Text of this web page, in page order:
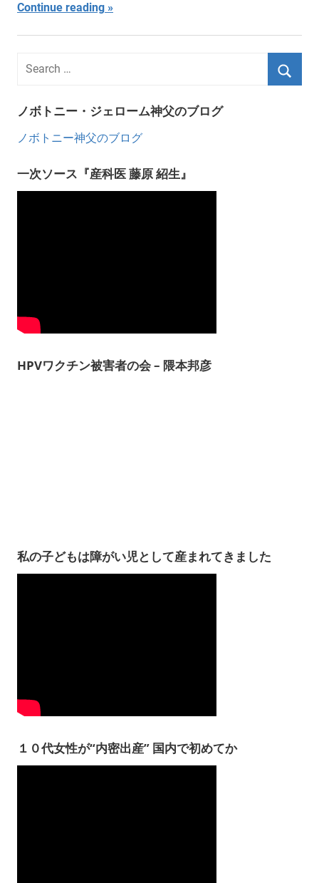
Continue reading
ノボトニー・ジェローム神父のブログ
ノボトニー神父のブログ
一次ソース『産科医 藤原 紹生』
HPVワクチン被害者の会 – 隈本邦彦
私の子どもは障がい児として産まれてきました
１０代女性が“内密出産” 国内で初めてか